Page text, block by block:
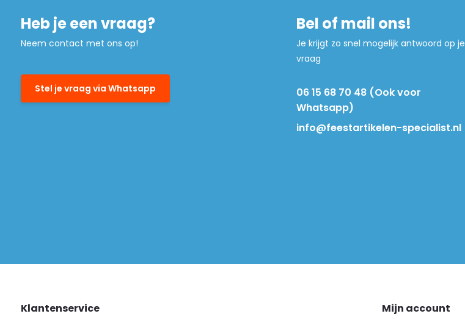
Heb je een vraag?
Neem contact met ons op!
Stel je vraag via Whatsapp
Bel of mail ons!
Je krijgt zo snel mogelijk antwoord op je
vraag
06 15 68 70 48 (Ook voor
Whatsapp)
info@feestartikelen-specialist.nl
Klantenservice Mijn account